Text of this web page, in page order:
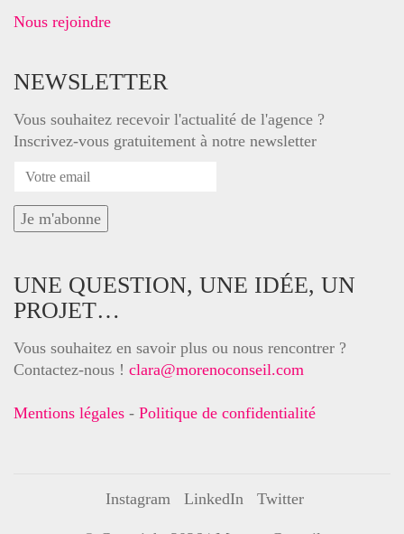
Nous rejoindre
NEWSLETTER
Vous souhaitez recevoir l'actualité de l'agence ?
Inscrivez-vous gratuitement à notre newsletter
UNE QUESTION, UNE IDÉE, UN
PROJET…
Vous souhaitez en savoir plus ou nous rencontrer ?
Contactez-nous ! clara@morenoconseil.com
Mentions légales - Politique de confidentialité
Instagram LinkedIn Twitter